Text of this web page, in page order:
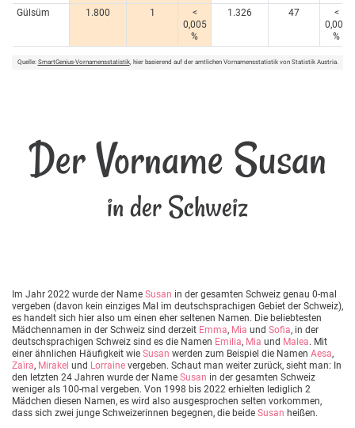
Gülsüm
1.800 1
<
0,005
%
1.326 47
<
0,005
%
Quelle: SmartGenius-Vornamensstatistik, hier basierend auf der amtlichen Vornamensstatistik von Statistik Austria.
Der Vorname Susan
in der Schweiz
Im Jahr 2022 wurde der Name Susan in der gesamten Schweiz genau 0-mal
vergeben (davon kein einziges Mal im deutschsprachigen Gebiet der Schweiz),
es handelt sich hier also um einen eher seltenen Namen. Die beliebtesten
Mädchennamen in der Schweiz sind derzeit Emma, Mia und Sofia, in der
deutschsprachigen Schweiz sind es die Namen Emilia, Mia und Malea. Mit
einer ähnlichen Häufigkeit wie Susan werden zum Beispiel die Namen Aesa,
Zaïra, Mirakel und Lorraine vergeben. Schaut man weiter zurück, sieht man: In
den letzten 24 Jahren wurde der Name Susan in der gesamten Schweiz
weniger als 100-mal vergeben. Von 1998 bis 2022 erhielten lediglich 2
Mädchen diesen Namen, es wird also ausgesprochen selten vorkommen,
dass sich zwei junge Schweizerinnen begegnen, die beide Susan heißen.